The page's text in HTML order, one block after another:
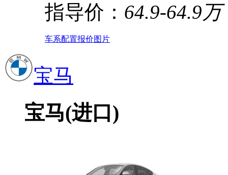
指导价： 64.9-64.9万
车系配置报价图片
宝马
宝马(进口)